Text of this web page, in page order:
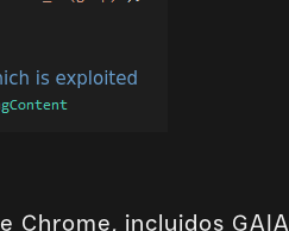
Chrome, incluidos GAIA